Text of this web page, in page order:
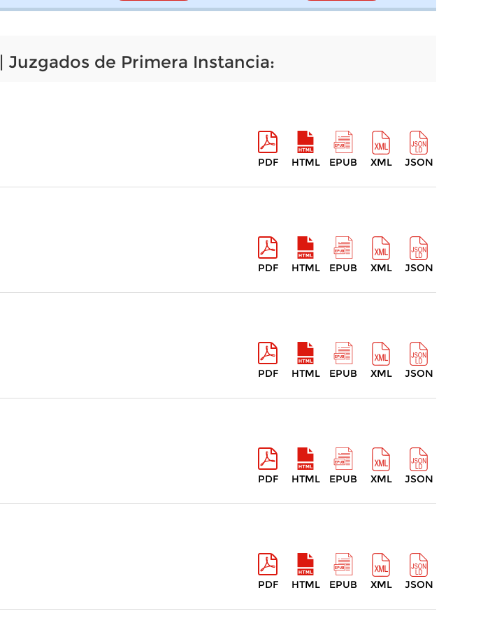
| Juzgados de Primera Instancia:
PDF HTML EPUB XML JSON
PDF HTML EPUB XML JSON
PDF HTML EPUB XML JSON
PDF HTML EPUB XML JSON
PDF HTML EPUB XML JSON